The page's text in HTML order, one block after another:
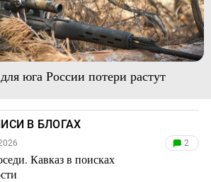
юга России потери растут
В БЛОГАХ
Кавказ в поисках
2